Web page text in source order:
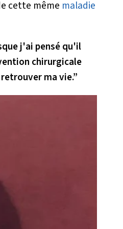
cette même maladie
j'ai pensé qu'il
chirurgicale
ma vie.”